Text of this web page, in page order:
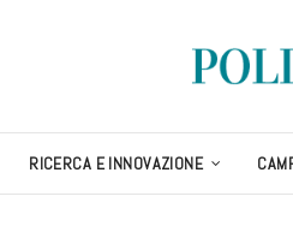
RICERCA E INNOVAZIONE